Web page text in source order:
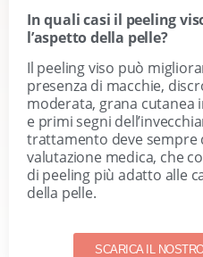
In quali casi il peeling
l’aspetto della pelle?
Il peeling viso può
presenza di macchie,
moderata, grana
e primi segni
trattamento deve sempre
valutazione medica, che
di peeling più adatto alle
della pelle.
SCARICA IL